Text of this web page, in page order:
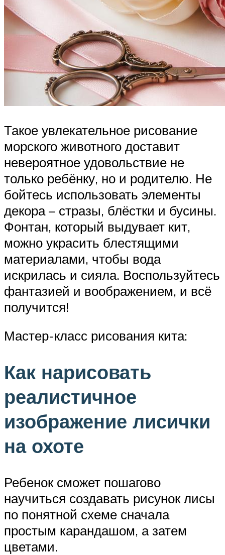
Такое увлекательное рисование
морского животного доставит
невероятное удовольствие не
только ребёнку, но и родителю. Не
бойтесь использовать элементы
декора – стразы, блёстки и бусины.
Фонтан, который выдувает кит,
можно украсить блестящими
материалами, чтобы вода
искрилась и сияла. Воспользуйтесь
фантазией и воображением, и всё
получится!
Мастер-класс рисования кита:
Как нарисовать
реалистичное
изображение лисички
на охоте
Ребенок сможет пошагово
научиться создавать рисунок лисы
по понятной схеме сначала
простым карандашом, а затем
цветами.